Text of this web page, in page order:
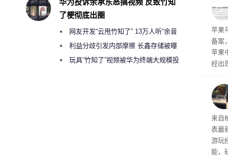
前受
保
了
苹果
备案
苹果
经出
内
来自
表最
游玩
能，
华为投诉余承东恶搞视频 反致竹知
了梗彻底出圈
网友开发“云甩竹知了” 13万人听“余音
绕梁”利益分歧引发内部摩擦 长鑫存储被曝
曾将华为驻场工程师驱逐出研发基地
玩具“竹知了”视频被华为终端大规模投